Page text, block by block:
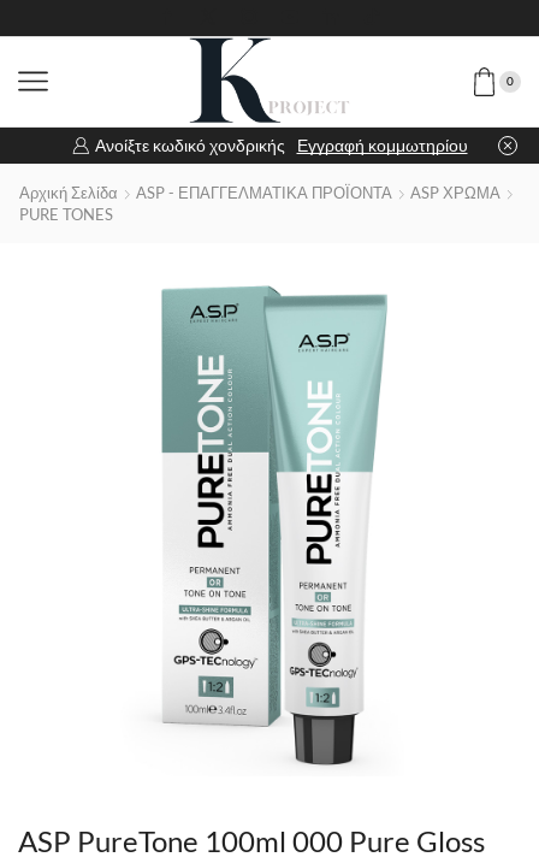
0
Ανοίξτε κωδικό χονδρικής Εγγραφή κομμωτηρίου
Αρχική Σελίδα ASP - ΕΠΑΓΓΕΛΜΑΤΙΚΑ ΠΡΟΪΟΝΤΑ
ASP ΧΡΩΜΑ
PURE TONES
ASP PureTone 100ml 000 Pure Gloss